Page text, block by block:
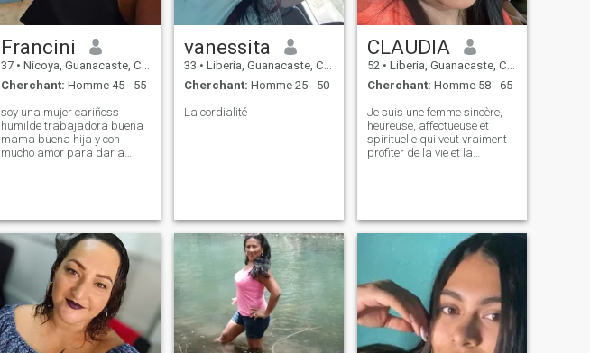
Francini
37 • Nicoya, Guanacaste, Costa Rica
Cherchant: Homme 45 - 55
soy una mujer cariñoss
humilde trabajadora buena
mama buena hija y con
mucho amor para dar a
vanessita
33 • Liberia, Guanacaste, Costa Rica
Cherchant: Homme 25 - 50
La cordialité
CLAUDIA
52 • Liberia, Guanacaste, Costa Rica
Cherchant: Homme 58 - 65
Je suis une femme sincère,
heureuse, affectueuse et
spirituelle qui veut vraiment
profiter de la vie et la